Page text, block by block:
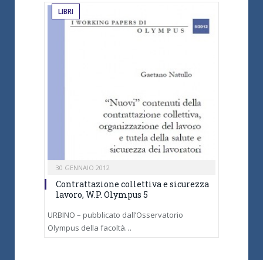
LIBRI
30 GENNAIO 2012
Contrattazione collettiva e sicurezza
lavoro, W.P. Olympus 5
URBINO – pubblicato dall’Osservatorio
Olympus della facoltà…